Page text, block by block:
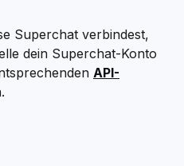
Superchat verbindest,
dein Superchat-Konto
API-